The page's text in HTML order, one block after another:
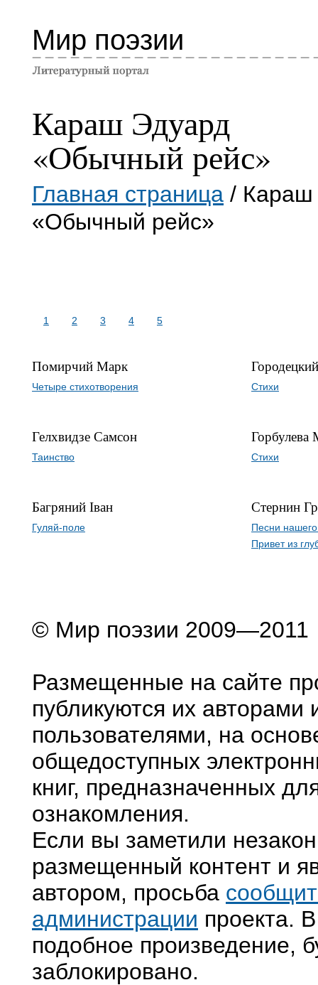
Мир поэзии
Караш Эдуард
«Обычный рейс»
Главная страница / Караш
«Обычный рейс»
1 2 3 4 5
Помирчий Марк
Четыре стихотворения
Гелхвидзе Самсон
Таинство
Багряний Іван
Гуляй-поле
Стихи
Горбулева
Стихи
Стернин
Песни
Привет из
© Мир поэзии 2009—2011
Размещенные на сайте
публикуются их авторами
пользователями, на
общедоступных
книг, предназначенных
ознакомления.
Если вы заметили
размещенный контент и
автором, просьба
администрации проекта.
подобное произведение,
заблокировано.